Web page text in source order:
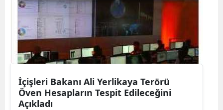
İçişleri Bakanı Ali Yerlikaya Terörü
Öven Hesapların Tespit Edileceğini
Açıkladı